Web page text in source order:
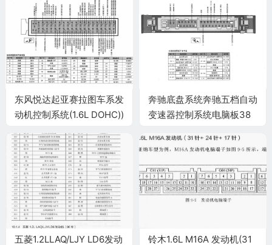
东风悦达起亚赛拉图车系发
动机控制系统(1.6L DOHC))
奔驰底盘系统奔驰五档自动
变速器控制系统电脑板38
五菱1.2LLAQ/LJY LD6发动
铃木1.6L M16A 发动机(31